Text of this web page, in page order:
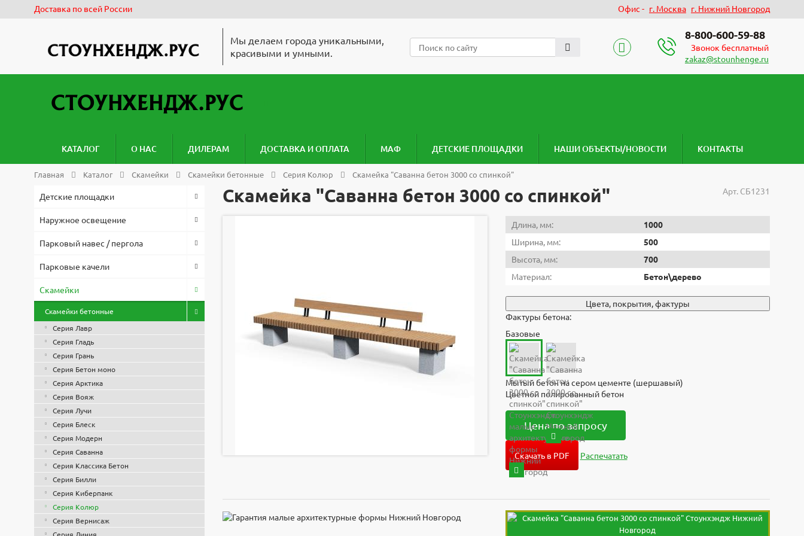
Доставка по всей России Офис - г. Москва г. Нижний Новгород
Мы делаем города уникальными,
красивыми и умными.
8-800-600-59-88
Звонок бесплатный
zakaz@stounhenge.ru
КАТАЛОГ О НАС ДИЛЕРАМ ДОСТАВКА И ОПЛАТА МАФ ДЕТСКИЕ ПЛОЩАДКИ НАШИ ОБЪЕКТЫ/НОВОСТИ КОНТАКТЫ
Главная Каталог Скамейки Скамейки бетонные Серия Колюр Скамейка "Саванна бетон 3000 со спинкой"
Арт. СБ1231
Скамейка "Саванна бетон 3000 со спинкой"
Длина, мм:
1000
Ширина, мм:
500
Высота, мм:
700
Материал:
Бетон\дерево
Цвета, покрытия, фактуры
Фактуры бетона:
Базовые
Мытый бетон на сером цементе (шершавый)
Цветной полированный бетон
Цена по запросу
Скачать в PDF Распечатать
Детские площадки
Наружное освещение
Парковый навес / пергола
Парковые качели
Скамейки
Скамейки бетонные
Серия Лавр
Серия Гладь
Серия Грань
Серия Бетон моно
Серия Арктика
Серия Вояж
Серия Лучи
Серия Блеск
Серия Модерн
Серия Саванна
Серия Классика Бетон
Серия Билли
Серия Киберпанк
Серия Колюр
Серия Вернисаж